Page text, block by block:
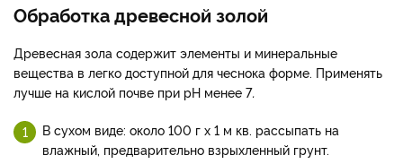
Обработка древесной золой
Древесная зола содержит элементы и минеральные
вещества в легко доступной для чеснока форме. Применять
лучше на кислой почве при рН менее 7.
В сухом виде: около 100 г х 1 м кв. рассыпать на
влажный, предварительно взрыхленный грунт.